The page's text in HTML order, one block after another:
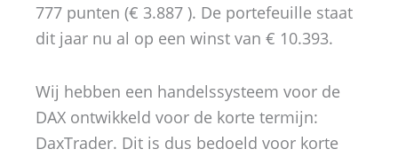
777 punten (€ 3.887 ). De portefeuille staat
dit jaar nu al op een winst van € 10.393.
Wij hebben een handelssysteem voor de
DAX ontwikkeld voor de korte termijn:
DaxTrader. Dit is dus bedoeld voor korte